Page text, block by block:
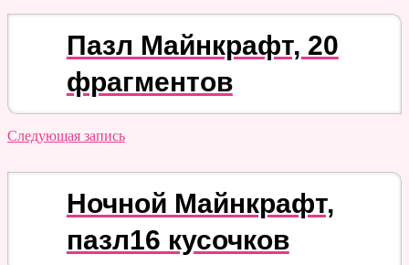
Пазл Майнкрафт, 20
фрагментов
Следующая запись
Ночной Майнкрафт,
пазл16 кусочков